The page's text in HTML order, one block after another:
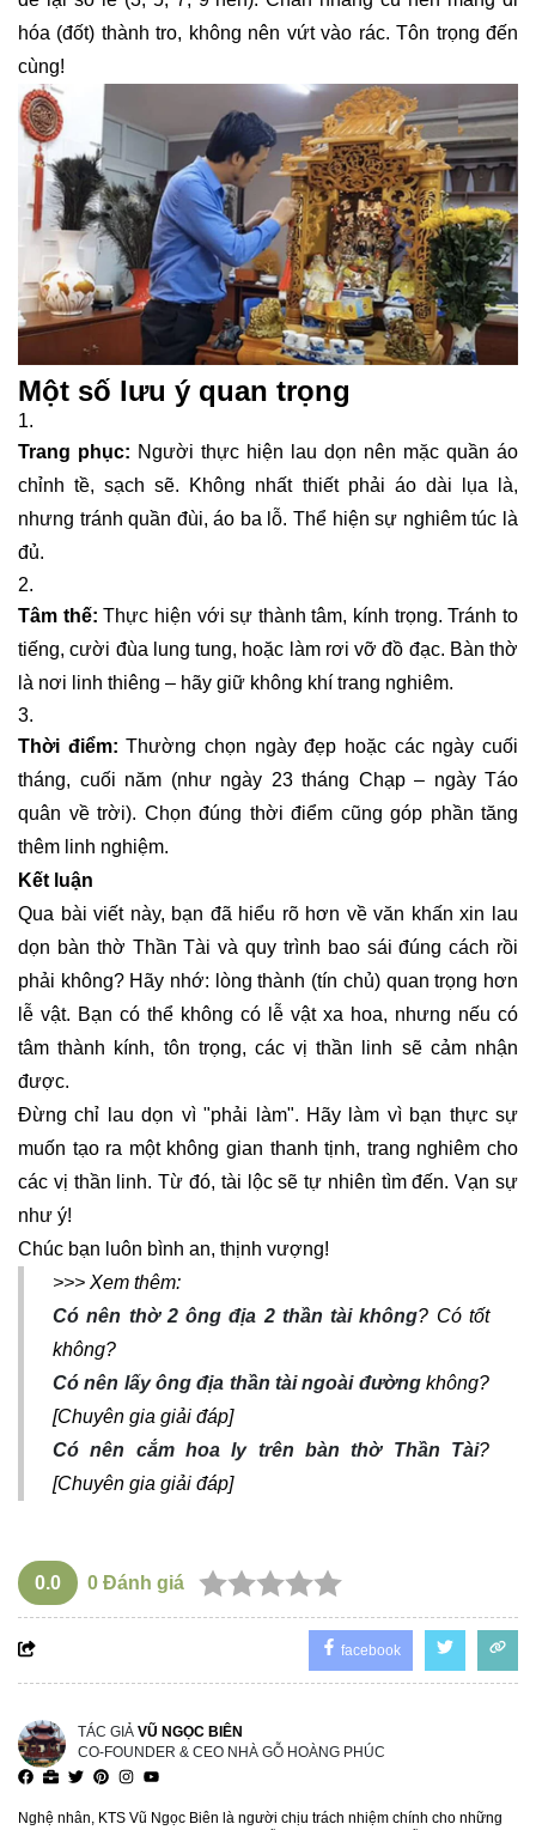
hóa (đốt) thành tro, không nên vứt vào rác. Tôn trọng đến
cùng!
Một số lưu ý quan trọng
Trang phục: Người thực hiện lau dọn nên mặc quần áo
chỉnh tề, sạch sẽ. Không nhất thiết phải áo dài lụa là,
nhưng tránh quần đùi, áo ba lỗ. Thể hiện sự nghiêm túc là
đủ.
Tâm thế:Thực hiện với sự thành tâm, kính trọng. Tránh to
tiếng, cười đùa lung tung, hoặc làm rơi vỡ đồ đạc. Bàn thờ
là nơi linh thiêng – hãy giữ không khí trang nghiêm.
Thời điểm:Thường chọn ngày đẹp hoặc các ngày cuối
tháng, cuối năm (như ngày 23 tháng Chạp – ngày Táo
quân về trời). Chọn đúng thời điểm cũng góp phần tăng
thêm linh nghiệm.
Kết luận
Qua bài viết này, bạn đã hiểu rõ hơn về văn khấn xin lau
dọn bàn thờ Thần Tài và quy trình bao sái đúng cách rồi
phải không? Hãy nhớ: lòng thành (tín chủ) quan trọng hơn
lễ vật. Bạn có thể không có lễ vật xa hoa, nhưng nếu có
tâm thành kính, tôn trọng, các vị thần linh sẽ cảm nhận
được.
Đừng chỉ lau dọn vì "phải làm". Hãy làm vì bạn thực sự
muốn tạo ra một không gian thanh tịnh, trang nghiêm cho
các vị thần linh. Từ đó, tài lộc sẽ tự nhiên tìm đến. Vạn sự
như ý!
Chúc bạn luôn bình an, thịnh vượng!
>>> Xem thêm:
Có nên thờ 2 ông địa 2 thần tài không? Có tốt
không?
Có nên lấy ông địa thần tài ngoài đườngkhông?
[Chuyên gia giải đáp]
Có nên cắm hoa ly trên bàn thờ Thần Tài?
[Chuyên gia giải đáp]
0.0 0 Đánh giá
facebook
TÁC GIẢ VŨ NGỌC BIÊN
CO-FOUNDER & CEO NHÀ GỖ HOÀNG PHÚC
Nghệ nhân, KTS Vũ Ngọc Biên là người chịu trách nhiệm chính cho những